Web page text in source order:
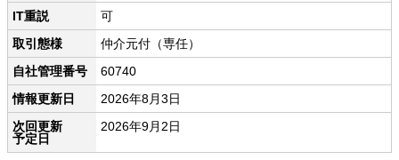
IT重説
可
取引態様
仲介元付（専任）
自社管理番号
60740
情報更新日
2026年8月3日
次回更新
予定日
2026年9月2日